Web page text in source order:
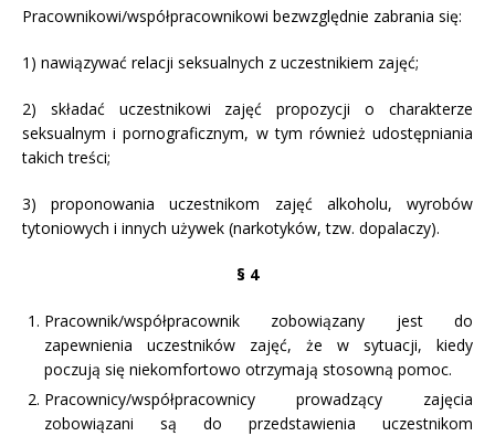
Pracownikowi/współpracownikowi bezwzględnie zabrania się:
1) nawiązywać relacji seksualnych z uczestnikiem zajęć;
2) składać uczestnikowi zajęć propozycji o charakterze
seksualnym i pornograficznym, w tym również udostępniania
takich treści;
3) proponowania uczestnikom zajęć alkoholu, wyrobów
tytoniowych i innych używek (narkotyków, tzw. dopalaczy).
§ 4
Pracownik/współpracownik zobowiązany jest do
zapewnienia uczestników zajęć, że w sytuacji, kiedy
poczują się niekomfortowo otrzymają stosowną pomoc.
Pracownicy/współpracownicy prowadzący zajęcia
zobowiązani są do przedstawienia uczestnikom